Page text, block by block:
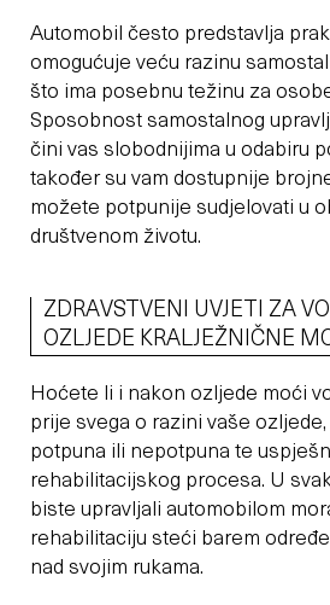
Automobil često predstavlja
omogućuje veću razinu
što ima posebnu težinu za
Sposobnost samostalnog
čini vas slobodnijima u odabiru
također su vam dostupnije
možete potpunije sudjelovati u
društvenom životu.
ZDRAVSTVENI UVJETI ZA
OZLJEDE KRALJEŽNIČNE
Hoćete li i nakon ozljede moći
prije svega o razini vaše
potpuna ili nepotpuna te
rehabilitacijskog procesa. U
biste upravljali automobilom
rehabilitaciju steći barem
nad svojim rukama.